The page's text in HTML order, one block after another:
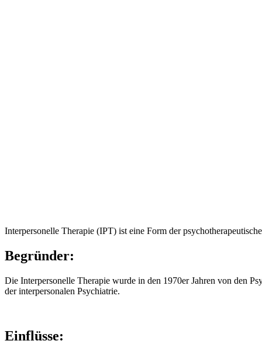
Interpersonelle Therapie (IPT) ist eine Form der
Begründer:
Die Interpersonelle Therapie wurde in den 1970er Jahren von den
der interpersonalen Psychiatrie.
Einflüsse: